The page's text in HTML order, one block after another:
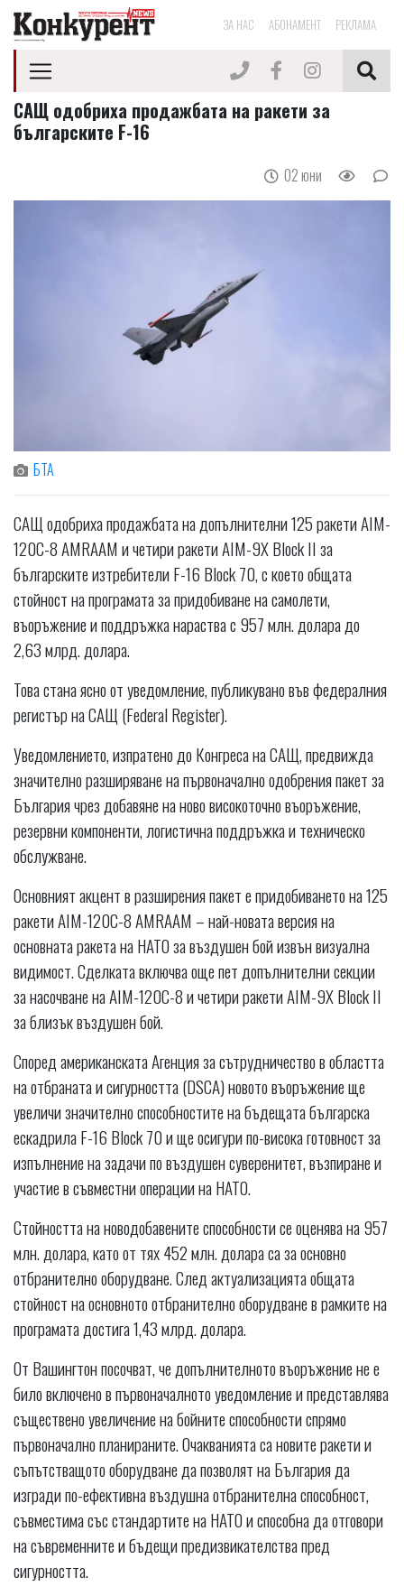
ЗА НАС АБОНАМЕНТ РЕКЛАМА
САЩ одобриха продажбата на ракети за
българските F-16
02 юни
БТА
САЩ одобриха продажбата на допълнителни 125 ракети AIM-
120C-8 AMRAAM и четири ракети AIM-9X Block II за
българските изтребители F-16 Block 70, с което общата
стойност на програмата за придобиване на самолети,
въоръжение и поддръжка нараства с 957 млн. долара до
2,63 млрд. долара.
Това стана ясно от уведомление, публикувано във федералния
регистър на САЩ (Federal Register).
Уведомлението, изпратено до Конгреса на САЩ, предвижда
значително разширяване на първоначално одобрения пакет за
България чрез добавяне на ново високоточно въоръжение,
резервни компоненти, логистична поддръжка и техническо
обслужване.
Основният акцент в разширения пакет е придобиването на 125
ракети AIM-120C-8 AMRAAM – най-новата версия на
основната ракета на НАТО за въздушен бой извън визуална
видимост. Сделката включва още пет допълнителни секции
за насочване на AIM-120C-8 и четири ракети AIM-9X Block II
за близък въздушен бой.
Според американската Агенция за сътрудничество в областта
на отбраната и сигурността (DSCA) новото въоръжение ще
увеличи значително способностите на бъдещата българска
ескадрила F-16 Block 70 и ще осигури по-висока готовност за
изпълнение на задачи по въздушен суверенитет, възпиране и
участие в съвместни операции на НАТО.
Стойността на новодобавените способности се оценява на 957
млн. долара, като от тях 452 млн. долара са за основно
отбранително оборудване. След актуализацията общата
стойност на основното отбранително оборудване в рамките на
програмата достига 1,43 млрд. долара.
От Вашингтон посочват, че допълнителното въоръжение не е
било включено в първоначалното уведомление и представлява
съществено увеличение на бойните способности спрямо
първоначално планираните. Очакванията са новите ракети и
съпътстващото оборудване да позволят на България да
изгради по-ефективна въздушна отбранителна способност,
съвместима със стандартите на НАТО и способна да отговори
на съвременните и бъдещи предизвикателства пред
сигурността.